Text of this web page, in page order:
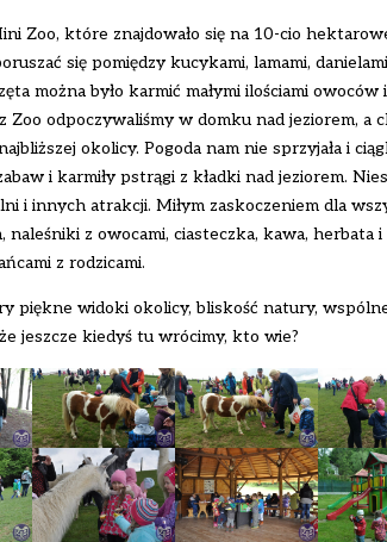
Zoo, które znajdowało się na 10-cio
się pomiędzy kucykami, lamami,
można było karmić małymi ilościami
Zoo odpoczywaliśmy w domku nad jeziorem, a
okolicy. Pogoda nam nie sprzyjała i
i karmiły pstrągi z kładki nad jeziorem.
i innych atrakcji. Miłym zaskoczeniem dla
z owocami, ciasteczka, kawa, herbata
z rodzicami.
piękne widoki okolicy, bliskość natury,
jeszcze kiedyś tu wrócimy, kto wie?